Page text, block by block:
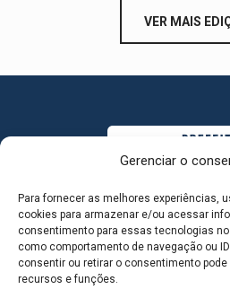
Gerenciar o
Para fornecer as melhores experiências,
cookies para armazenar e/ou acessar
consentimento para essas tecnologias
como comportamento de navegação ou
consentir ou retirar o consentimento
recursos e funções.
VER MAIS
MAPA DO SITE